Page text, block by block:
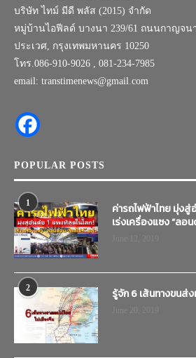
บริษัท ไทม์ มีดี พลัส (2015) จำกัด
หมู่บ้านไอฟีลด์ บางนา 239/61 ถนนกาญจน
ประเวศ, กรุงเทพมหานคร 10250
โทร.086-910-9026 , 081-234-7985
email: transtimenews@gmail.com
POPULAR POSTS
1
ค่ารถไฟฟ้าไทย มุ่งสู่
เร่งเครื่องแซง “ลอ
2 รู้จัก 6 เส้นทางขนส่